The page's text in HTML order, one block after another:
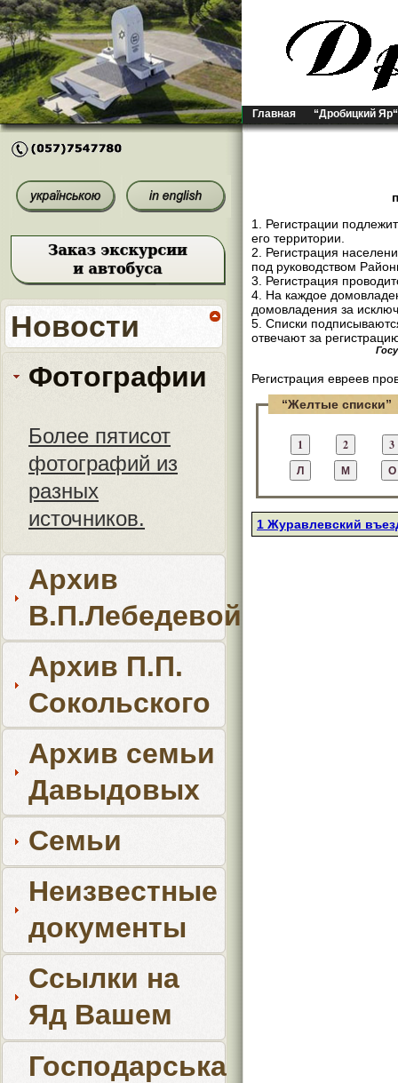
Главная “Дробицкий Яр“
Новости
Фотографии
Более пятисот
фотографий из
разных
источников.
Архив
В.П.Лебедевой
Архив П.П.
Сокольского
Архив семьи
Давыдовых
Семьи
Неизвестные
документы
Ссылки на
Яд Вашем
Господарська
1. Регистрации
его территории.
2. Регистрация
под руководством
3. Регистрация
4. На каждое
домовладения за
5. Списки
отвечают за
Регистрация евреев
“Желтые списки”
1 Журавлевский